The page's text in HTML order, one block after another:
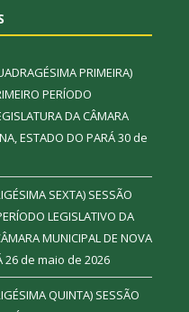
PRIMEIRA)
PERÍODO
DA CÂMARA
ESTADO DO PARÁ30 de
SEXTA) SESSÃO
LEGISLATIVO DA
MUNICIPAL DE NOVA
26 de maio de 2026
QUINTA) SESSÃO